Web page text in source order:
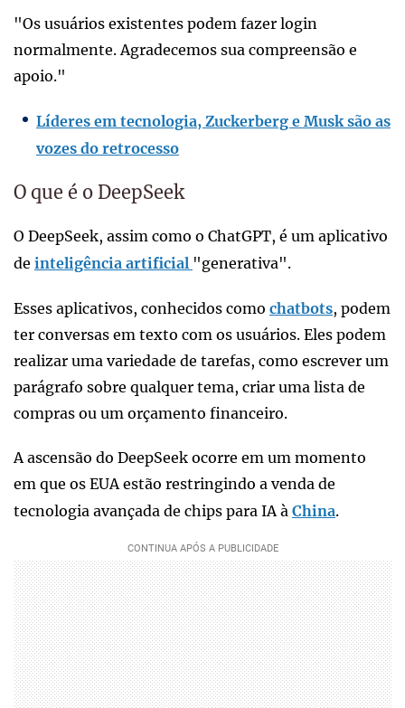
"Os usuários existentes podem fazer login
normalmente. Agradecemos sua compreensão e
apoio."
Líderes em tecnologia, Zuckerberg e Musk são as
vozes do retrocesso
O que é o DeepSeek
O DeepSeek, assim como o ChatGPT, é um aplicativo
de inteligência artificial "generativa".
Esses aplicativos, conhecidos como chatbots, podem
ter conversas em texto com os usuários. Eles podem
realizar uma variedade de tarefas, como escrever um
parágrafo sobre qualquer tema, criar uma lista de
compras ou um orçamento financeiro.
A ascensão do DeepSeek ocorre em um momento
em que os EUA estão restringindo a venda de
tecnologia avançada de chips para IA à China.